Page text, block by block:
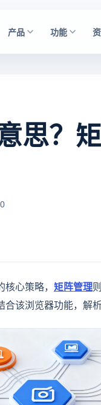
产品 功能
思？
心策略， 矩阵管理
该浏览器功能，解